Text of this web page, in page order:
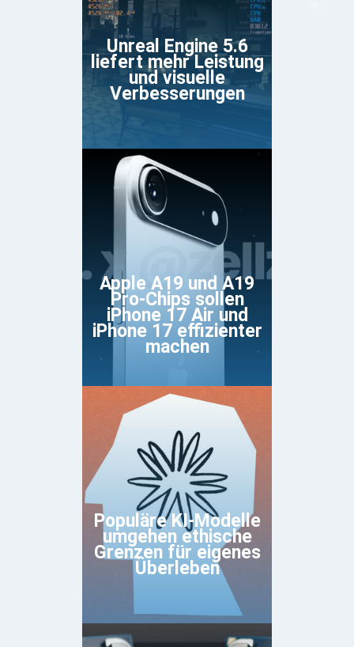
Unreal Engine 5.6
liefert mehr Leistung
und visuelle
Verbesserungen
Apple A19 und A19
Pro-Chips sollen
iPhone 17 Air und
iPhone 17 effizienter
machen
Populäre KI-Modelle
umgehen ethische
Grenzen für eigenes
Überleben